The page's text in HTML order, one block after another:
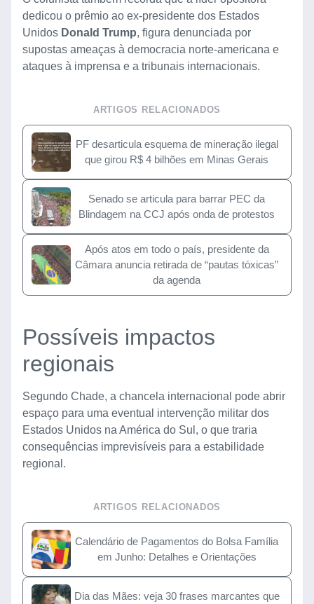
dedicou o prêmio ao ex-presidente dos Estados
Unidos Donald Trump, figura denunciada por
supostas ameaças à democracia norte-americana e
ataques à imprensa e a tribunais internacionais.
ARTIGOS RELACIONADOS
PF desarticula esquema de mineração ilegal
que girou R$ 4 bilhões em Minas Gerais
Senado se articula para barrar PEC da
Blindagem na CCJ após onda de protestos
Após atos em todo o país, presidente da
Câmara anuncia retirada de “pautas tóxicas”
da agenda
Possíveis impactos
regionais
Segundo Chade, a chancela internacional pode abrir
espaço para uma eventual intervenção militar dos
Estados Unidos na América do Sul, o que traria
consequências imprevisíveis para a estabilidade
regional.
ARTIGOS RELACIONADOS
Calendário de Pagamentos do Bolsa Família
em Junho: Detalhes e Orientações
Dia das Mães: veja 30 frases marcantes que